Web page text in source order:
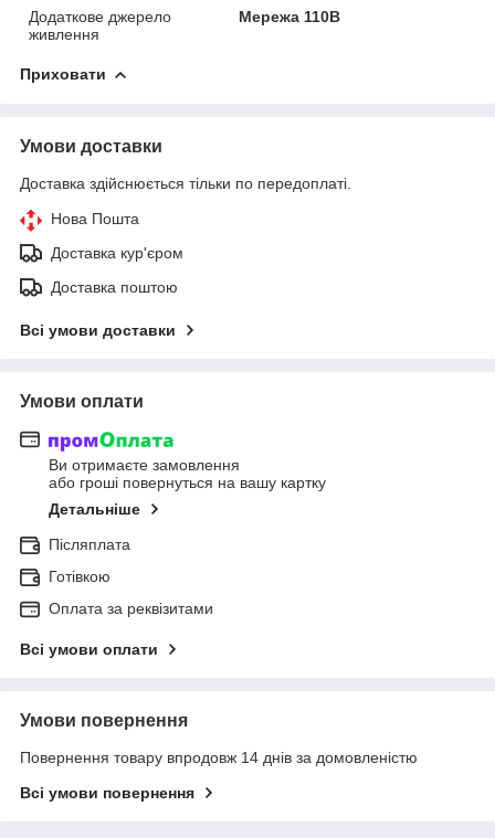
Додаткове джерело
живлення
Мережа 110В
Приховати
Умови доставки
Доставка здійснюється тільки по передоплаті.
Нова Пошта
Доставка кур'єром
Доставка поштою
Всі умови доставки
Умови оплати
Ви отримаєте замовлення
або гроші повернуться на вашу картку
Детальніше
Післяплата
Готівкою
Оплата за реквізитами
Всі умови оплати
Умови повернення
Повернення товару впродовж 14 днів за домовленістю
Всі умови повернення